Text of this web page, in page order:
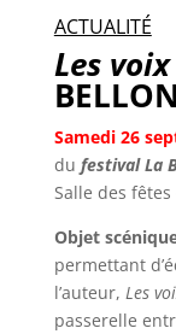
ACTUALITÉ
Les
Samedi 26
du festival La
Salle des
Objet
permettant
l’auteur, Les
passerelle